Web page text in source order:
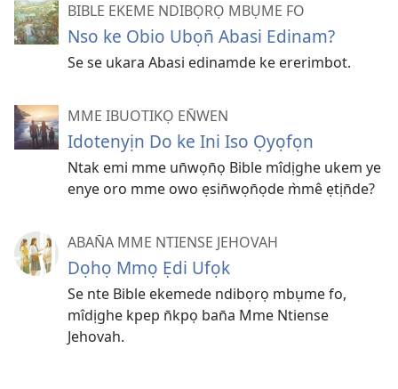
BIBLE EKEME NDIBỌRỌ MBỤME FO
Nso ke Obio Ubọn̄ Abasi Edinam?
Se se ukara Abasi edinamde ke ererimbot.
MME IBUOTIKỌ EN̄WEN
Idotenyịn Do ke Ini Iso Ọyọfọn
Ntak emi mme un̄wọn̄ọ Bible mîdịghe ukem ye
enye oro mme owo ẹsin̄wọn̄ọde m̀mê ẹtịn̄de?
ABAN̄A MME NTIENSE JEHOVAH
Dọhọ Mmọ Ẹdi Ufọk
Se nte Bible ekemede ndibọrọ mbụme fo,
mîdịghe kpep n̄kpọ ban̄a Mme Ntiense
Jehovah.